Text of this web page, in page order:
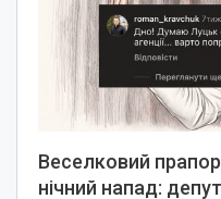
Веселковий
нічний напад: